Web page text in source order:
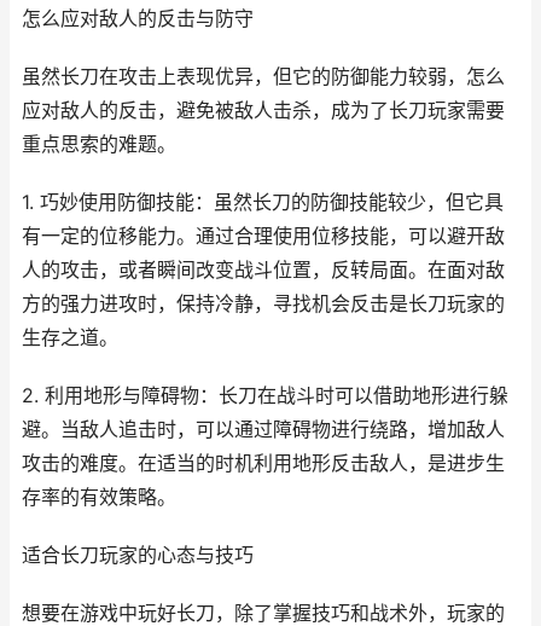
怎么应对敌人的反击与防守
虽然长刀在攻击上表现优异，但它的防御能力较弱，怎么
应对敌人的反击，避免被敌人击杀，成为了长刀玩家需要
重点思索的难题。
1. 巧妙使用防御技能：虽然长刀的防御技能较少，但它具
有一定的位移能力。通过合理使用位移技能，可以避开敌
人的攻击，或者瞬间改变战斗位置，反转局面。在面对敌
方的强力进攻时，保持冷静，寻找机会反击是长刀玩家的
生存之道。
2. 利用地形与障碍物：长刀在战斗时可以借助地形进行躲
避。当敌人追击时，可以通过障碍物进行绕路，增加敌人
攻击的难度。在适当的时机利用地形反击敌人，是进步生
存率的有效策略。
适合长刀玩家的心态与技巧
想要在游戏中玩好长刀，除了掌握技巧和战术外，玩家的